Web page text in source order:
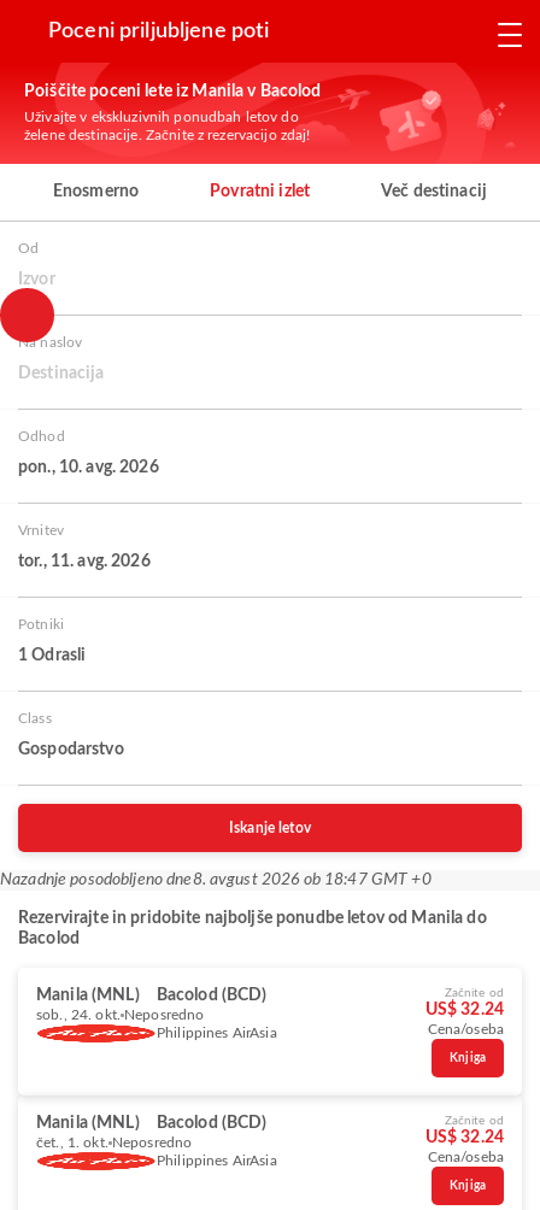
Poceni priljubljene poti
Poiščite poceni lete iz Manila v Bacolod
Uživajte v ekskluzivnih ponudbah letov do
želene destinacije. Začnite z rezervacijo zdaj!
Enosmerno Povratni izlet Več destinacij
Od
Izvor
Na naslov
Destinacija
Odhod
pon., 10. avg. 2026
Vrnitev
tor., 11. avg. 2026
Potniki
1 Odrasli
Class
Gospodarstvo
Iskanje letov
Nazadnje posodobljeno dne8. avgust 2026 ob 18:47 GMT +0
Rezervirajte in pridobite najboljše ponudbe letov od Manila do
Bacolod
Manila (MNL) Bacolod (BCD)
sob., 24. okt. Neposredno
Philippines AirAsia
Začnite od
US$ 32.24
Cena/oseba
Knjiga
Manila (MNL) Bacolod (BCD)
čet., 1. okt. Neposredno
Philippines AirAsia
Začnite od
US$ 32.24
Cena/oseba
Knjiga